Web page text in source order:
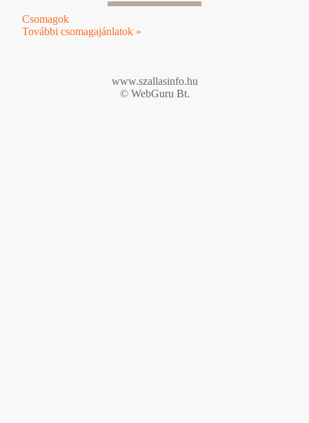
Csomagok
További csomagajánlatok »
www.szallasinfo.hu
© WebGuru Bt.